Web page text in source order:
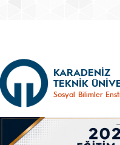
KARADENİZ
TEKNİK
Sosyal Bilimler